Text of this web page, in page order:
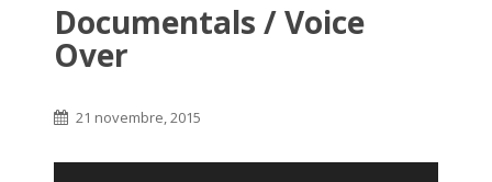
Documentals / Voice
Over
21 novembre, 2015